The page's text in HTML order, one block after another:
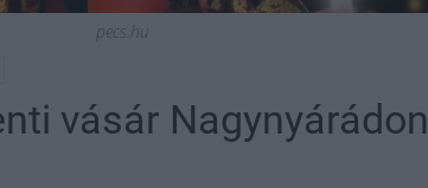
pecs.hu
vásár Nagynyárádon